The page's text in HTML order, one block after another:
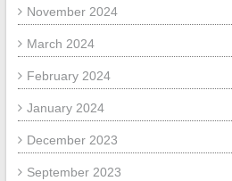
November 2024
March 2024
February 2024
January 2024
December 2023
September 2023